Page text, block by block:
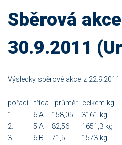
Sběrová
30.9.2011
Výsledky sběrové akce z 22.9.2011
pořadí třída průměr celkem kg
1. 6.A 158,05 3161 kg
2. 5.A 82,56 1651,3 kg
3. 6.B 71,5 1573 kg